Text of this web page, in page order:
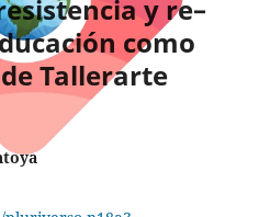
y re–
como
Tallerarte